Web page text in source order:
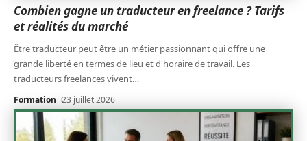
Combien gagne un traducteur en freelance ? Tarifs
et réalités du marché
Être traducteur peut être un métier passionnant qui offre une
grande liberté en termes de lieu et d'horaire de travail. Les
traducteurs freelances vivent…
Formation 23 juillet 2026